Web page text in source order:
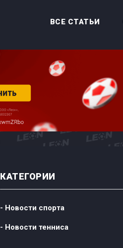
ВСЕ СТАТЬИ
КАТЕГОРИИ
- Новости спорта
- Новости тенниса